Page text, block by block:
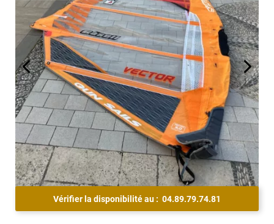
Vérifier la disponibilité au : 04.89.79.74.81